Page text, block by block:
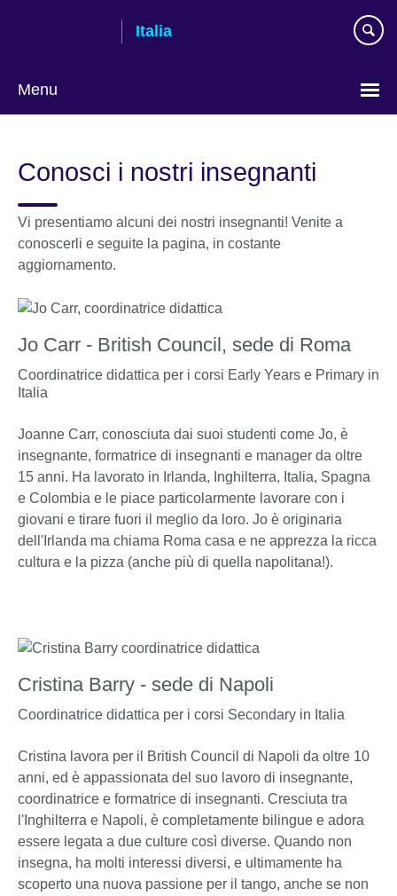
Italia
Menu
Conosci i nostri insegnanti
Vi presentiamo alcuni dei nostri insegnanti! Venite a
conoscerli e seguite la pagina, in costante
aggiornamento.
Jo Carr - British Council, sede di Roma
Coordinatrice didattica per i corsi Early Years e Primary in
Italia
Joanne Carr, conosciuta dai suoi studenti come Jo, è
insegnante, formatrice di insegnanti e manager da oltre
15 anni. Ha lavorato in Irlanda, Inghilterra, Italia, Spagna
e Colombia e le piace particolarmente lavorare con i
giovani e tirare fuori il meglio da loro. Jo è originaria
dell'Irlanda ma chiama Roma casa e ne apprezza la ricca
cultura e la pizza (anche più di quella napolitana!).
Cristina Barry - sede di Napoli
Coordinatrice didattica per i corsi Secondary in Italia
Cristina lavora per il British Council di Napoli da oltre 10
anni, ed è appassionata del suo lavoro di insegnante,
coordinatrice e formatrice di insegnanti. Cresciuta tra
l'Inghilterra e Napoli, è completamente bilingue e adora
essere legata a due culture così diverse. Quando non
insegna, ha molti interessi diversi, e ultimamente ha
scoperto una nuova passione per il tango, anche se non